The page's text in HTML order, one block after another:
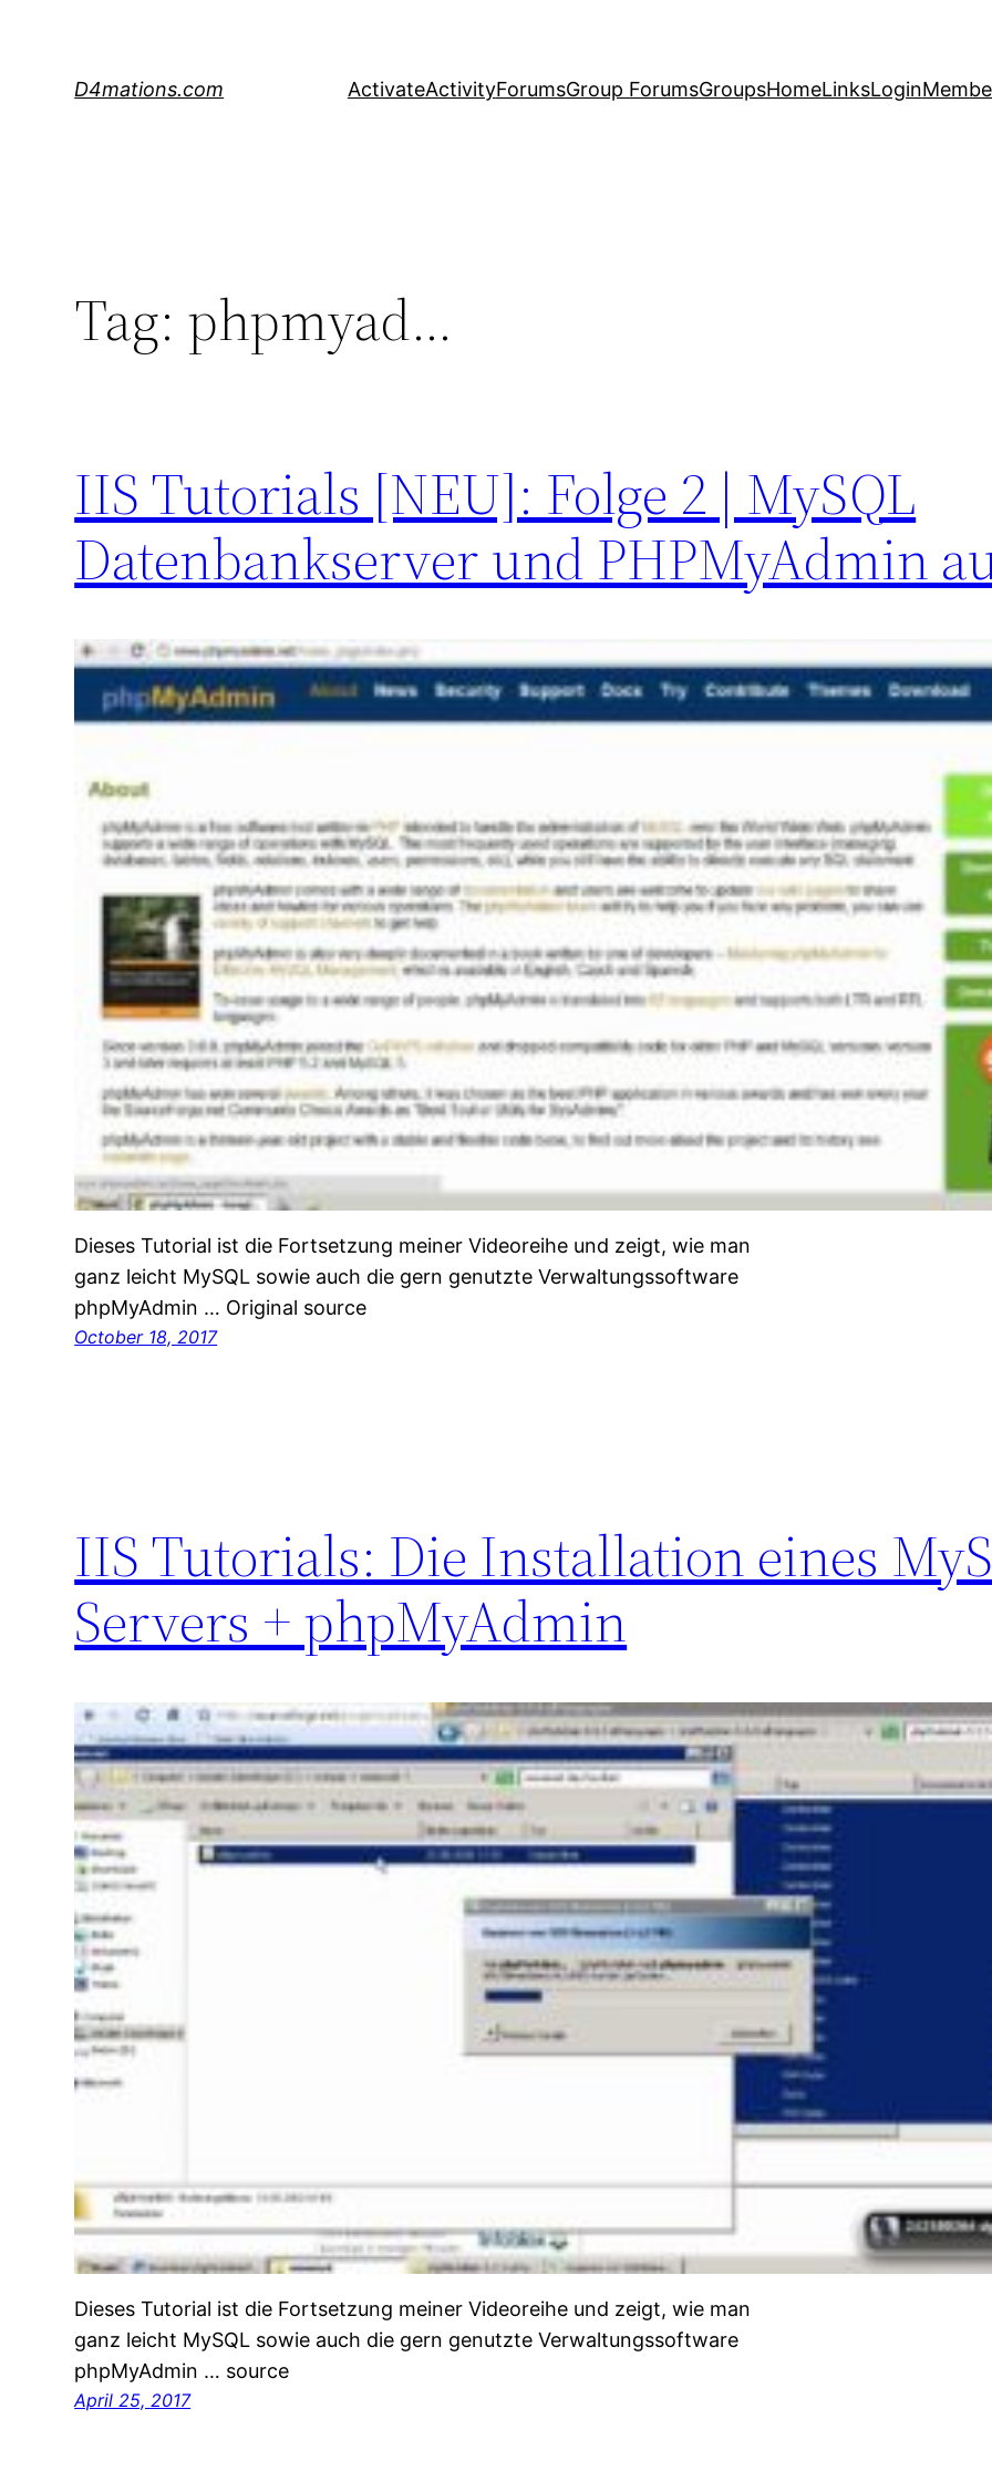
D4mations.com ActivateActivityForumsGroup ForumsGroupsHomeLinksLogin
Tag: phpmyad…
IIS Tutorials [NEU]: Folge 2 | MySQL
Datenbankserver und PHPMyAdmin
Dieses Tutorial ist die Fortsetzung meiner Videoreihe und zeigt, wie man
ganz leicht MySQL sowie auch die gern genutzte Verwaltungssoftware
phpMyAdmin … Original source
October 18, 2017
IIS Tutorials: Die Installation eines
Servers + phpMyAdmin
Dieses Tutorial ist die Fortsetzung meiner Videoreihe und zeigt, wie man
ganz leicht MySQL sowie auch die gern genutzte Verwaltungssoftware
phpMyAdmin … source
April 25, 2017